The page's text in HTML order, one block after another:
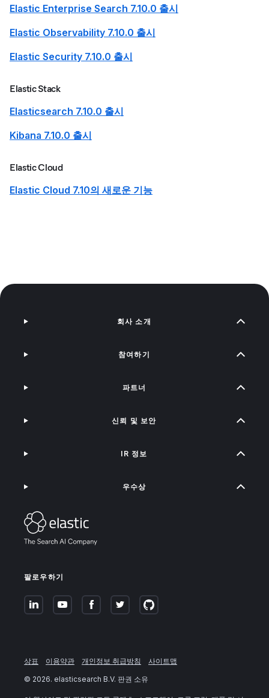
Elastic Enterprise Search 7.10.0 출시
Elastic Observability 7.10.0 출시
Elastic Security 7.10.0 출시
Elastic Stack
Elasticsearch 7.10.0 출시
Kibana 7.10.0 출시
Elastic Cloud
Elastic Cloud 7.10의 새로운 기능
팔로우하기
회사 소개
참여하기
파트너
신뢰 및 보안
IR 정보
우수상
상표 이용약관 개인정보 취급방침
사이트맵
© 2026. elasticsearch B.V. 판권 소유